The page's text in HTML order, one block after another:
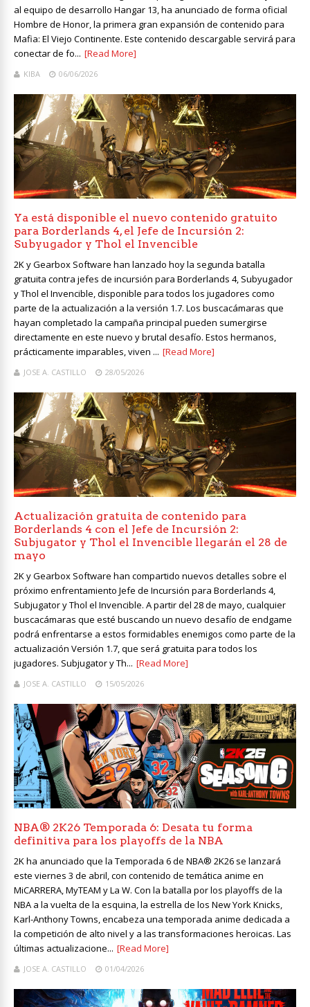
al equipo de desarrollo Hangar 13, ha anunciado de forma oficial
Hombre de Honor, la primera gran expansión de contenido para
Mafia: El Viejo Continente. Este contenido descargable servirá para
conectar de fo... [Read More]
KIBA 06/06/2026
Ya está disponible el nuevo contenido gratuito
para Borderlands 4, el Jefe de Incursión 2:
Subyugador y Thol el Invencible
2K y Gearbox Software han lanzado hoy la segunda batalla
gratuita contra jefes de incursión para Borderlands 4, Subyugador
y Thol el Invencible, disponible para todos los jugadores como
parte de la actualización a la versión 1.7. Los buscacámaras que
hayan completado la campaña principal pueden sumergirse
directamente en este nuevo y brutal desafío. Estos hermanos,
prácticamente imparables, viven ... [Read More]
JOSE A. CASTILLO 28/05/2026
Actualización gratuita de contenido para
Borderlands 4 con el Jefe de Incursión 2:
Subjugator y Thol el Invencible llegarán el 28 de
mayo
2K y Gearbox Software han compartido nuevos detalles sobre el
próximo enfrentamiento Jefe de Incursión para Borderlands 4,
Subjugator y Thol el Invencible. A partir del 28 de mayo, cualquier
buscacámaras que esté buscando un nuevo desafío de endgame
podrá enfrentarse a estos formidables enemigos como parte de la
actualización Versión 1.7, que será gratuita para todos los
jugadores. Subjugator y Th... [Read More]
JOSE A. CASTILLO 15/05/2026
NBA® 2K26 Temporada 6: Desata tu forma
definitiva para los playoffs de la NBA
2K ha anunciado que la Temporada 6 de NBA® 2K26 se lanzará
este viernes 3 de abril, con contenido de temática anime en
MiCARRERA, MyTEAM y La W. Con la batalla por los playoffs de la
NBA a la vuelta de la esquina, la estrella de los New York Knicks,
Karl-Anthony Towns, encabeza una temporada anime dedicada a
la competición de alto nivel y a las transformaciones heroicas. Las
últimas actualizacione... [Read More]
JOSE A. CASTILLO 01/04/2026